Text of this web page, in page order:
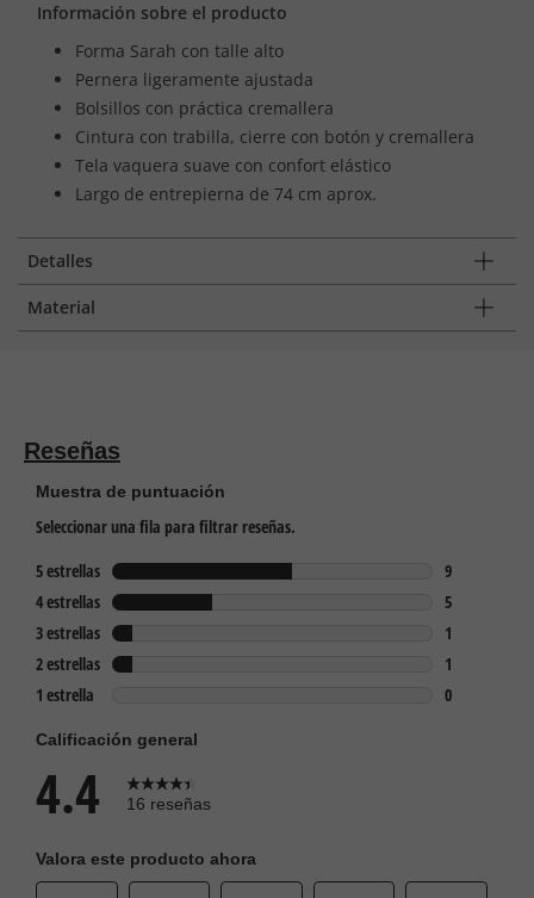
Información sobre el producto
Forma Sarah con talle alto
Pernera ligeramente ajustada
Bolsillos con práctica cremallera
Cintura con trabilla, cierre con botón y cremallera
Tela vaquera suave con confort elástico
Largo de entrepierna de 74 cm aprox.
Detalles
Material